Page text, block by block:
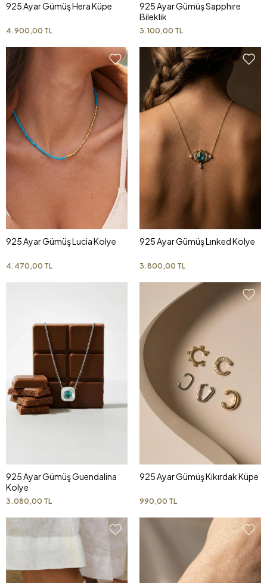
925 Ayar Gümüş Hera Küpe
4.900,00 TL
925 Ayar Gümüş Sapphıre
Bileklik
3.100,00 TL
925 Ayar Gümüş Lucia Kolye
4.470,00 TL
925 Ayar Gümüş Lınked Kolye
3.800,00 TL
925 Ayar Gümüş Guendalina
Kolye
3.080,00 TL
925 Ayar Gümüş Kıkırdak Küpe
990,00 TL